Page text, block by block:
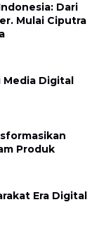
Dari
Mulai Ciputra
Digital
Produk
Era Digital